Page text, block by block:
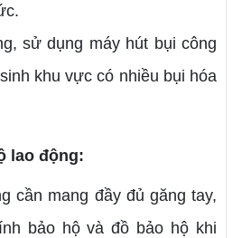
sử dụng máy hút bụi công
khu vực có nhiều bụi hóa
lao động:
cần mang đầy đủ găng tay,
bảo hộ và đồ bảo hộ khi